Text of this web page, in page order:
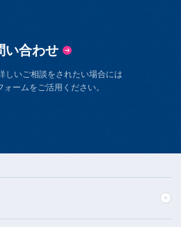
い合わせ
しいご相談をされたい場合には
ォームをご活用ください。